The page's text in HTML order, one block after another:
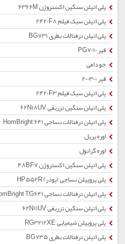
پلی اتیلن سنگین اکستروژن 6366M
پلی اتیلن سبک فیلم 2420F8
پلی اتیلن ترفتالات بطری BG731
قیر PG7010
جو دامی
قیر 200300
پلی اتیلن سبک فیلم 2420F3
پلی اتیلن سنگین تزریقی 62N18UV
پلی اتیلن ترفتالات نساجی HomBright 641
اوره پریل
اوره گرانول
پلی اتیلن سنگین اکستروژن 48BF7
پلی پروپیلن نساجی (پودر) HP552R
پلی اتیلن ترفتالات نساجی HomBright TG641
پلی اتیلن سنگین تزریقی 62N11UV
پلی پروپیلن شیمیایی RG3212XE
پلی اتیلن ترفتالات بطری BG735